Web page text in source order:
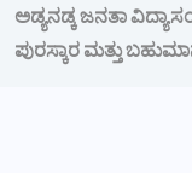
ಅಡ್ಯನಡ್ಕ ಜನತಾ
ಪುರಸ್ಕಾರ ಮತ್ತು